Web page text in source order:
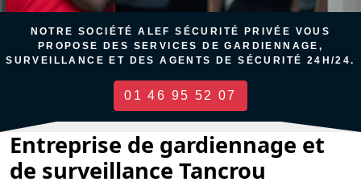
NOTRE SOCIÉTÉ ALEF SÉCURITÉ PRIVÉE VOUS
PROPOSE DES SERVICES DE GARDIENNAGE,
SURVEILLANCE ET DES AGENTS DE SÉCURITÉ 24H/24.
01 46 95 52 07
Entreprise de gardiennage et
de surveillance Tancrou